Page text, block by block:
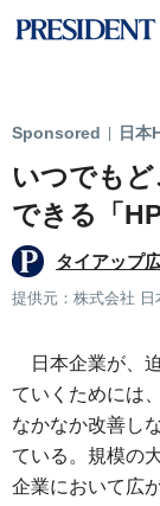
Sponsored 日本
いつでも
できる「
タイアップ
提供元：株式会社 日
日本企業が、
ていくためには
なかなか改善し
ている。規模の
企業において広